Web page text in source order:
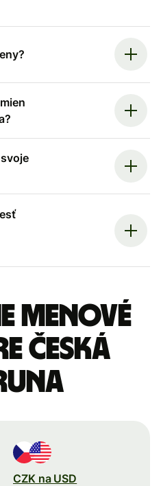
menové
Česká
CZK na USD